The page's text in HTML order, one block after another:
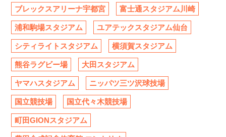
ブレックスアリーナ宇都宮 富士通スタジアム川崎
浦和駒場スタジアム ユアテックスタジアム仙台
シティライトスタジアム 横須賀スタジアム
熊谷ラグビー場 大田スタジアム
ヤマハスタジアム ニッパツ三ツ沢球技場
国立競技場 国立代々木競技場
町田GIONスタジアム